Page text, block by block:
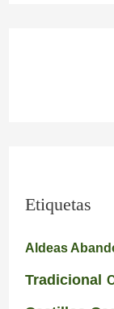
Etiquetas
Aldeas
Tradicional